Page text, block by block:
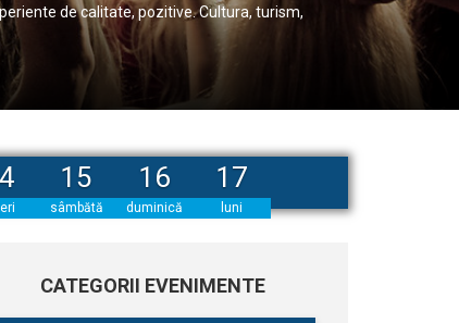
de calitate, pozitive. Cultura, turism,
15
sâmbătă
16
duminică
17
luni
CATEGORII EVENIMENTE